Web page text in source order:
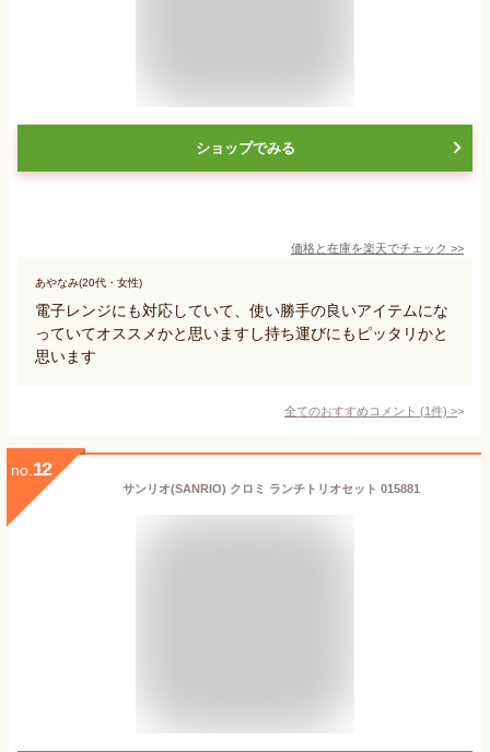
ショップでみる
価格と在庫を楽天でチェック >>
あやなみ(20代・女性)
電子レンジにも対応していて、使い勝手の良いアイテムにな
っていてオススメかと思いますし持ち運びにもピッタリかと
思います
全てのおすすめコメント (1件) >
no. 12
サンリオ(SANRIO) クロミ ランチトリオセット 015881